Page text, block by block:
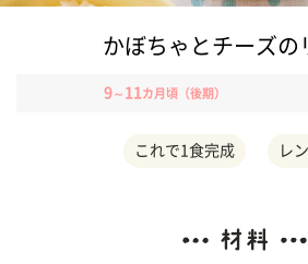
かぼちゃとチーズの
9～ 11 カ月頃（後期）
これで1食完成 レ